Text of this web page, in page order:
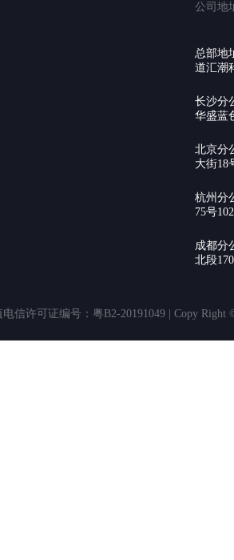
公司地
总部地
道汇潮
长沙分
华盛蓝
北京分
大街18
杭州分
75号
成都分
北段
电信许可证编号：粤B2-20191049 | Copy